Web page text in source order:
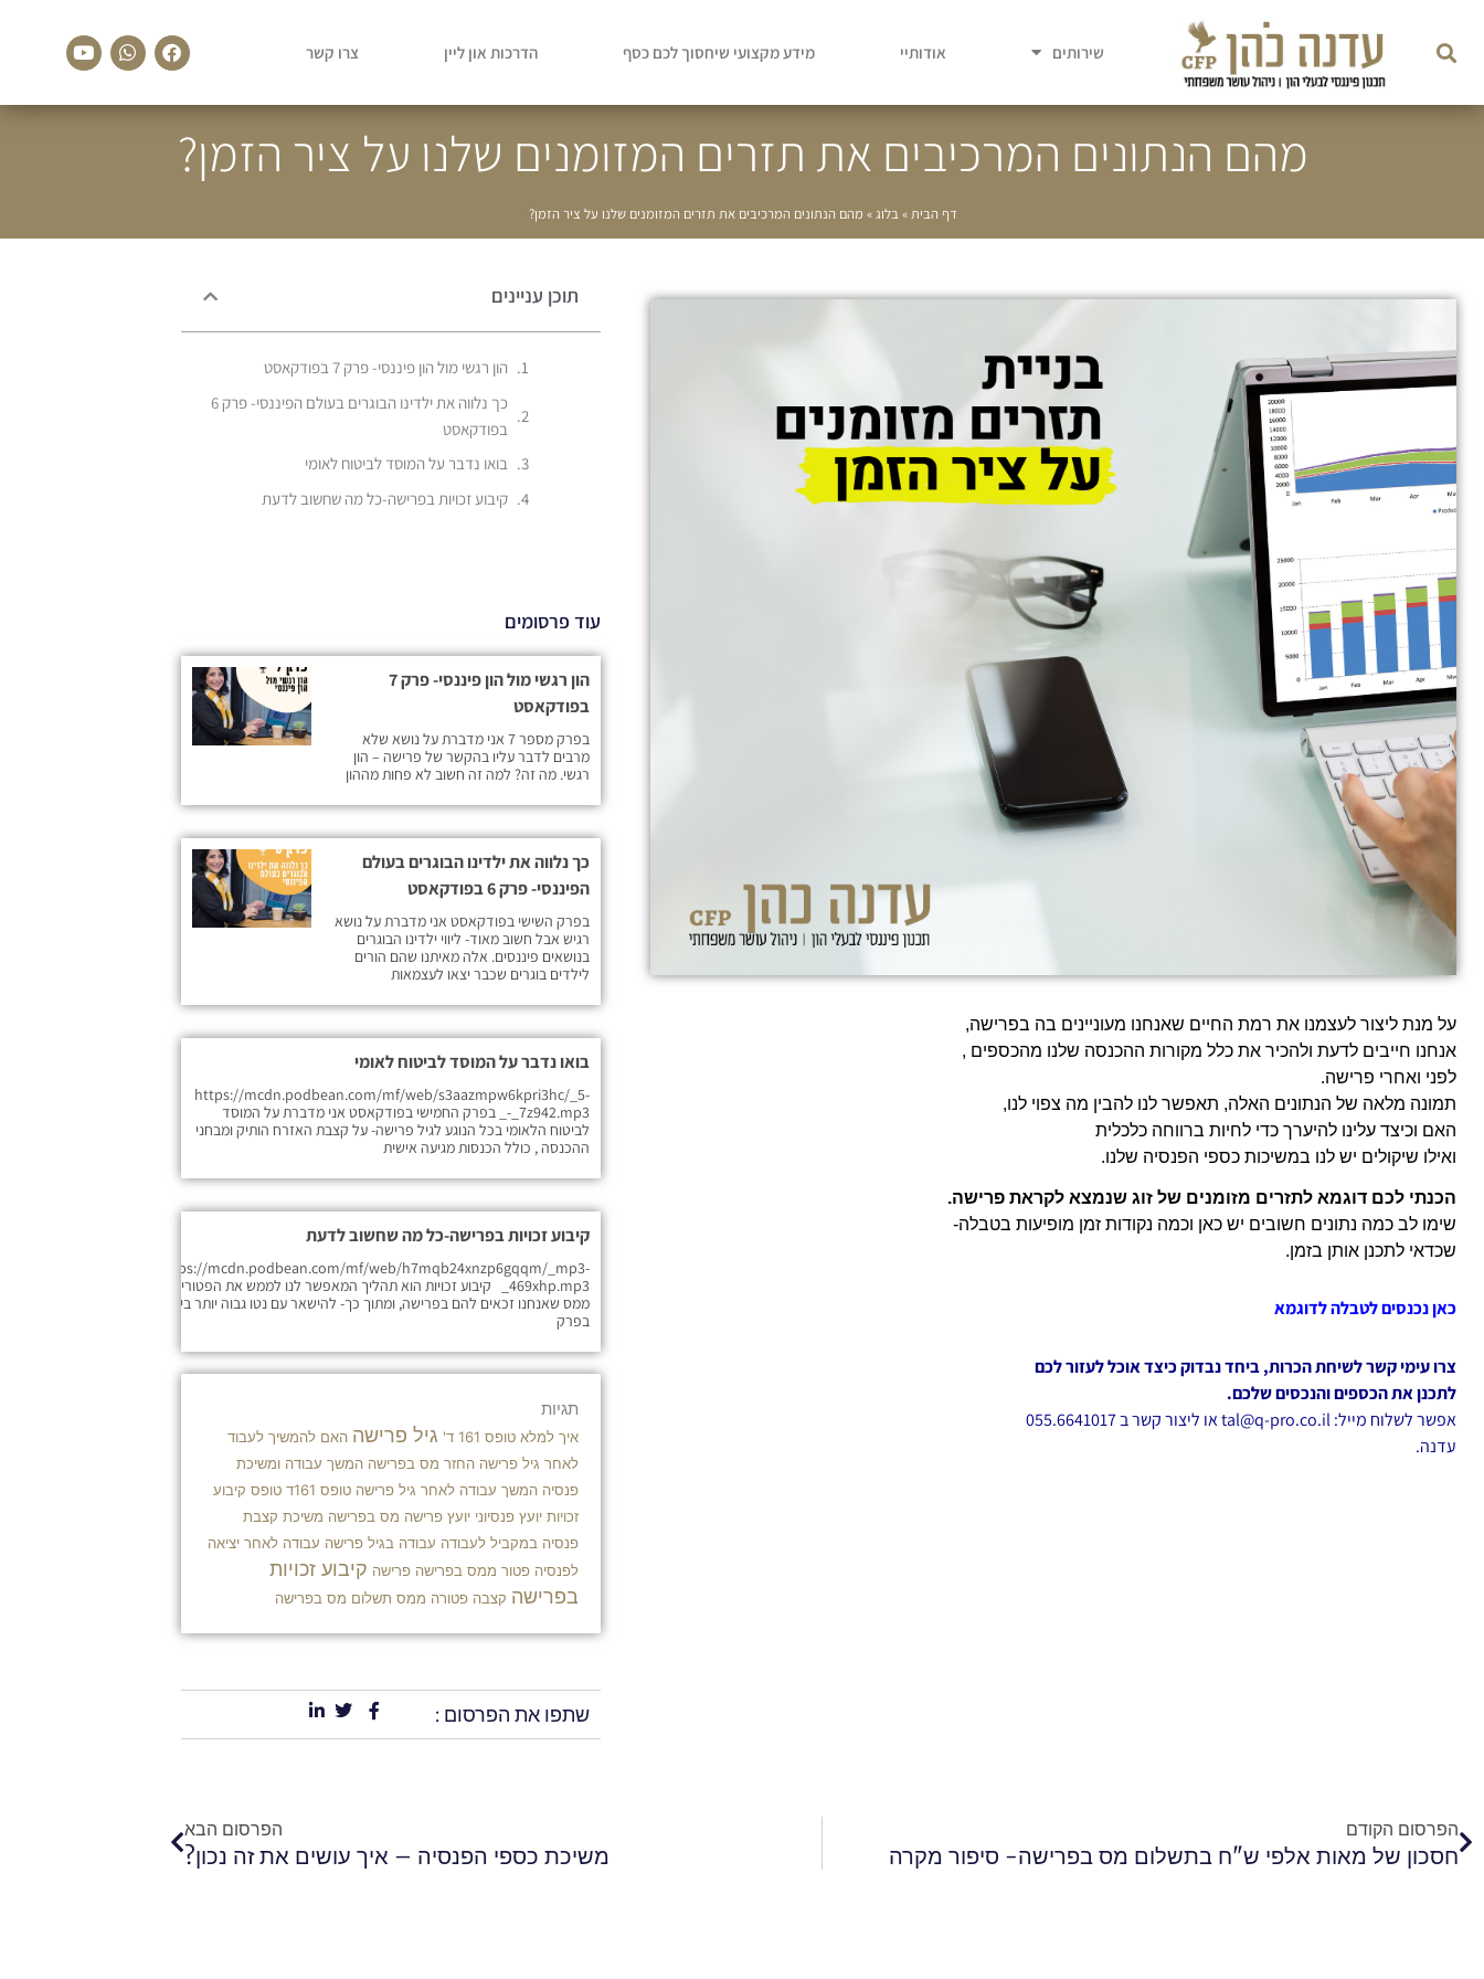
שירותים אודותיי מידע מקצועי שיחסוך לכם כסף הדרכות און ליין צרו קשר Facebook
Whatsapp
Youtube
מהם הנתונים המרכיבים את תזרים המזומנים שלנו על ציר הזמן?
דף הבית»בלוג» מהם הנתונים המרכיבים את תזרים המזומנים שלנו על ציר הזמן?
על מנת ליצור לעצמנו את רמת החיים שאנחנו מעוניינים בה בפרישה,
אנחנו חייבים לדעת ולהכיר את כלל מקורות ההכנסה שלנו מהכספים ,
לפני ואחרי פרישה.
תמונה מלאה של הנתונים האלה, תאפשר לנו להבין מה צפוי לנו,
האם וכיצד עלינו להיערך כדי לחיות ברווחה כלכלית
ואילו שיקולים יש לנו במשיכות כספי הפנסיה שלנו.
הכנתי לכם דוגמא לתזרים מזומנים של זוג שנמצא לקראת פרישה.
שימו לב כמה נתונים חשובים יש כאן וכמה נקודות זמן מופיעות בטבלה-
שכדאי לתכנן אותן בזמן.
כאן נכנסים לטבלה לדוגמא
צרו עימי קשר לשיחת הכרות, ביחד נבדוק כיצד אוכל לעזור לכם
לתכנן את הכספים והנכסים שלכם.
אפשר לשלוח מייל:tal@q-pro.co.ilאו ליצור קשר ב 055.6641017
עדנה.
תוכן עניינים
הון רגשי מול הון פיננסי- פרק 7 בפודקאסט
כך נלווה את ילדינו הבוגרים בעולם הפיננסי- פרק 6
בפודקאסט
בואו נדבר על המוסד לביטוח לאומי
קיבוע זכויות בפרישה-כל מה שחשוב לדעת
עוד פרסומים
הון רגשי מול הון פיננסי- פרק 7
בפודקאסט
בפרק מספר 7 אני מדברת על נושא שלא
מרבים לדבר עליו בהקשר של פרישה – הון
רגשי. מה זה? למה זה חשוב לא פחות מההון
כך נלווה את ילדינו הבוגרים בעולם
הפיננסי- פרק 6 בפודקאסט
בפרק השישי בפודקאסט אני מדברת על נושא
רגיש אבל חשוב מאוד- ליווי ילדינו הבוגרים
בנושאים פיננסים. אלה מאיתנו שהם הורים
לילדים בוגרים שכבר יצאו לעצמאות
בואו נדבר על המוסד לביטוח לאומי
https://mcdn.podbean.com/mf/web/s3aazmpw6kpri3hc/_5-
_-_7z942.mp3 בפרק החמישי בפודקאסט אני מדברת על המוסד
לביטוח הלאומי בכל הנוגע לגיל פרישה- על קצבת האזרח הותיק ומבחני
ההכנסה , כולל הכנסות מגיעה אישית
קיבוע זכויות בפרישה-כל מה שחשוב לדעת
https://mcdn.podbean.com/mf/web/h7mqb24xnzp6gqqm/_mp3-
_469xhp.mp3 קיבוע זכויות הוא תהליך המאפשר לנו לממש את הפטורים
ממס שאנחנו זכאים להם בפרישה, ומתוך כך- להישאר עם נטו גבוה יותר ביד.
בפרק
תגיות
איך למלא טופס 161 ד' גיל פרישה האם להמשיך לעבוד
לאחר גיל פרישה החזר מס בפרישה המשך עבודה ומשיכת
פנסיה המשך עבודה לאחר גיל פרישה טופס 161ד
טופס קיבוע
זכויות יועץ פנסיוני יועץ פרישה מס בפרישה משיכת קצבת
פנסיה במקביל לעבודה עבודה בגיל פרישה עבודה לאחר יציאה
לפנסיה פטור ממס בפרישה פרישה קיבוע זכויות
בפרישה קצבה פטורה ממס תשלום מס בפרישה
שתפו את הפרסום :
הפרסום הקודם
חסכון של מאות אלפי ש"ח בתשלום מס בפרישה- סיפור מקרה
הפרסום הבא
משיכת כספי הפנסיה – איך עושים את זה נכון?